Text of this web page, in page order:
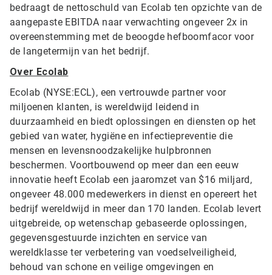
bedraagt de nettoschuld van Ecolab ten opzichte van de
aangepaste EBITDA naar verwachting ongeveer 2x in
overeenstemming met de beoogde hefboomfacor voor
de langetermijn van het bedrijf.
Over Ecolab
Ecolab (NYSE:ECL), een vertrouwde partner voor
miljoenen klanten, is wereldwijd leidend in
duurzaamheid en biedt oplossingen en diensten op het
gebied van water, hygiëne en infectiepreventie die
mensen en levensnoodzakelijke hulpbronnen
beschermen. Voortbouwend op meer dan een eeuw
innovatie heeft Ecolab een jaaromzet van $16 miljard,
ongeveer 48.000 medewerkers in dienst en opereert het
bedrijf wereldwijd in meer dan 170 landen. Ecolab levert
uitgebreide, op wetenschap gebaseerde oplossingen,
gegevensgestuurde inzichten en service van
wereldklasse ter verbetering van voedselveiligheid,
behoud van schone en veilige omgevingen en